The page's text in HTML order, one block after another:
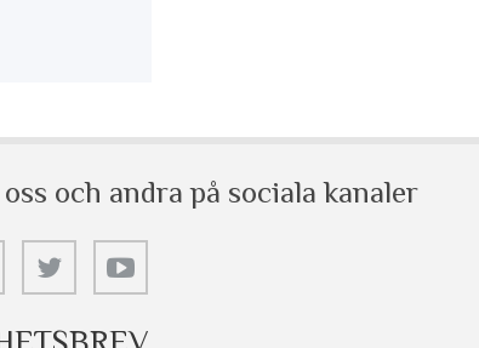
och andra på sociala kanaler